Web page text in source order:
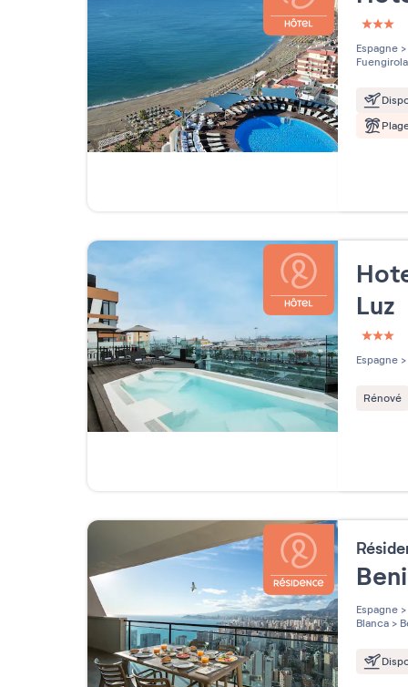
3
Espagne >
Fuengirola
Luz
3
Espagne >
Rénové
Espagne >
Blanca >